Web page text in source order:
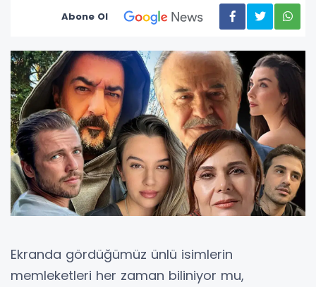
Abone Ol
Ekranda gördüğümüz ünlü isimlerin
memleketleri her zaman biliniyor mu,